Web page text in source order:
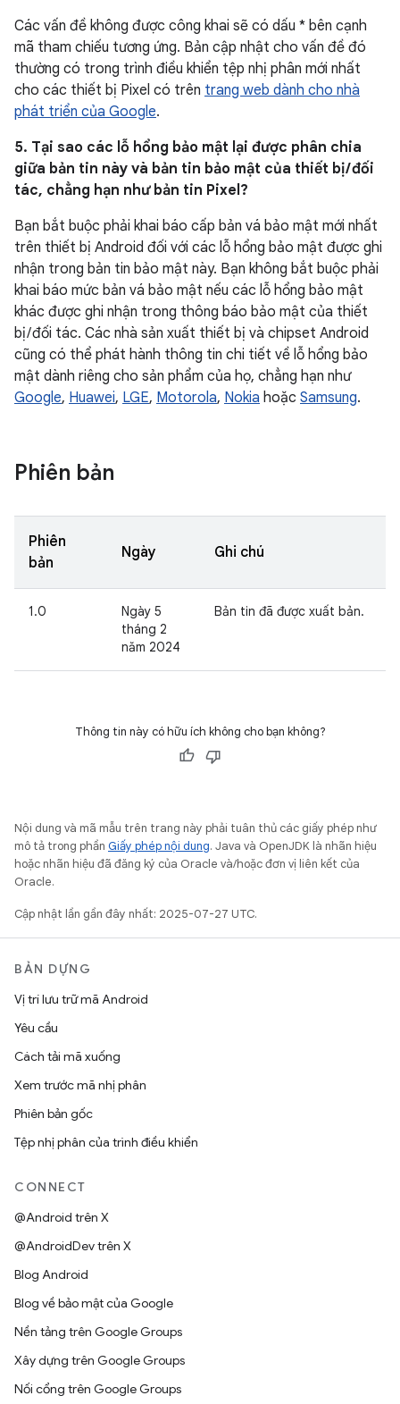
Các vấn đề không được công khai sẽ có dấu * bên cạnh
mã tham chiếu tương ứng. Bản cập nhật cho vấn đề đó
thường có trong trình điều khiển tệp nhị phân mới nhất
cho các thiết bị Pixel có trên trang web dành cho nhà
phát triển của Google.
5. Tại sao các lỗ hổng bảo mật lại được phân chia
giữa bản tin này và bản tin bảo mật của thiết bị / đối
tác, chẳng hạn như bản tin Pixel?
Bạn bắt buộc phải khai báo cấp bản vá bảo mật mới nhất
trên thiết bị Android đối với các lỗ hổng bảo mật được ghi
nhận trong bản tin bảo mật này. Bạn không bắt buộc phải
khai báo mức bản vá bảo mật nếu các lỗ hổng bảo mật
khác được ghi nhận trong thông báo bảo mật của thiết
bị / đối tác. Các nhà sản xuất thiết bị và chipset Android
cũng có thể phát hành thông tin chi tiết về lỗ hổng bảo
mật dành riêng cho sản phẩm của họ, chẳng hạn như
Google, Huawei, LGE, Motorola, Nokia hoặc Samsung.
Phiên bản
Phiên
bản
Ngày Ghi chú
1.0
Ngày 5
tháng 2
năm 2024
Bản tin đã được xuất bản.
Thông tin này có hữu ích không cho bạn không?
Nội dung và mã mẫu trên trang này phải tuân thủ các giấy phép như
mô tả trong phần Giấy phép nội dung. Java và OpenJDK là nhãn hiệu
hoặc nhãn hiệu đã đăng ký của Oracle và/hoặc đơn vị liên kết của
Oracle.
Cập nhật lần gần đây nhất: 2025-07-27 UTC.
BẢN DỰNG
Vị trí lưu trữ mã Android
Yêu cầu
Cách tải mã xuống
Xem trước mã nhị phân
Phiên bản gốc
Tệp nhị phân của trình điều khiển
CONNECT
@Android trên X
@AndroidDev trên X
Blog Android
Blog về bảo mật của Google
Nền tảng trên Google Groups
Xây dựng trên Google Groups
Nối cổng trên Google Groups